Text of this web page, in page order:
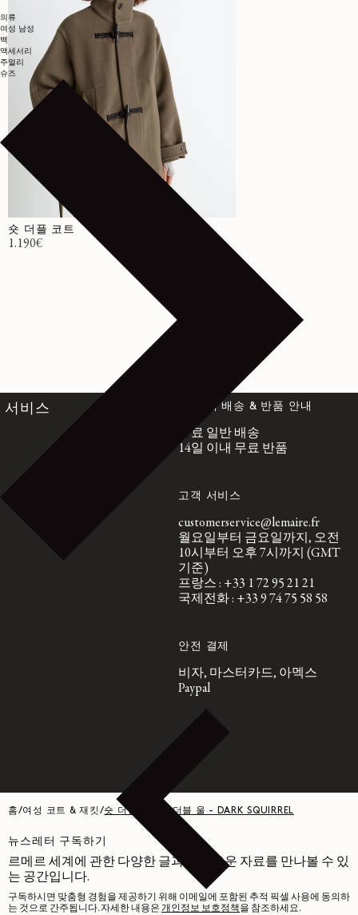
의류
여성 남성
백
액세서리
주얼리
슈즈
숏 더플 코트
정가
1.190€
서비스 전 세계 배송 & 반품 안내
무료 일반 배송
14일 이내 무료 반품
고객 서비스
customerservice@lemaire.fr
월요일부터 금요일까지, 오전
10시부터 오후 7시까지 (GMT
기준)
프랑스 : +33 1 72 95 21 21
국제전화 : +33 9 74 75 58 58
안전 결제
비자, 마스터카드, 아멕스
Paypal
홈/여성 코트 & 재킷/숏 더플 코트 - 더블 울 - DARK SQUIRREL
뉴스레터 구독하기
르메르 세계에 관한 다양한 글과 흥미로운 자료를 만나볼 수 있
는 공간입니다.
구독하시면 맞춤형 경험을 제공하기 위해 이메일에 포함된 추적 픽셀 사용에 동의하
는 것으로 간주됩니다. 자세한 내용은 개인정보 보호정책을 참조하세요.